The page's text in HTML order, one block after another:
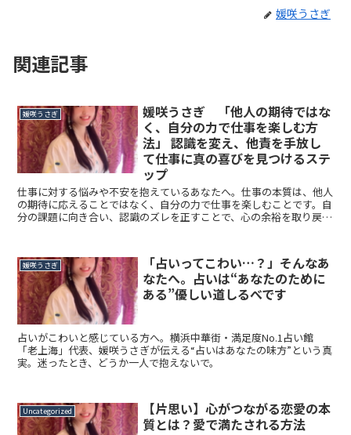
媛咲うさぎ
関連記事
媛咲うさぎ
媛咲うさぎ 「他人の期待ではな
く、自分の力で仕事を楽しむ方
法」 認識を変え、他責を手放し
て仕事に真の喜びを見つけるステ
ップ
仕事に対する悩みや不安を抱えているあなたへ。仕事の本質は、他人
の期待に応えることではなく、自分の力で仕事を楽しむことです。自
分の課題に向き合い、認識のズレを正すことで、心の余裕を取り戻
媛咲うさぎ
「占いってこわい…？」そんなあ
なたへ。占いは“あなたのために
ある”優しい道しるべです
占いがこわいと感じている方へ。横浜中華街・満足度No.1占い館
「老上海」代表、媛咲うさぎが伝える“占いはあなたの味方”という真
実。迷ったとき、どうか一人で抱えないで。
Uncategorized
【片思い】心がつながる恋愛の本
質とは？愛で満たされる方法